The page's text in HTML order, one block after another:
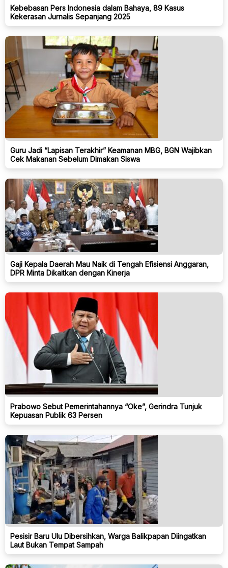
Kebebasan Pers Indonesia dalam Bahaya, 89 Kasus
Kekerasan Jurnalis Sepanjang 2025
Guru Jadi “Lapisan Terakhir” Keamanan MBG, BGN Wajibkan
Cek Makanan Sebelum Dimakan Siswa
Gaji Kepala Daerah Mau Naik di Tengah Efisiensi Anggaran,
DPR Minta Dikaitkan dengan Kinerja
Prabowo Sebut Pemerintahannya “Oke”, Gerindra Tunjuk
Kepuasan Publik 63 Persen
Pesisir Baru Ulu Dibersihkan, Warga Balikpapan Diingatkan
Laut Bukan Tempat Sampah